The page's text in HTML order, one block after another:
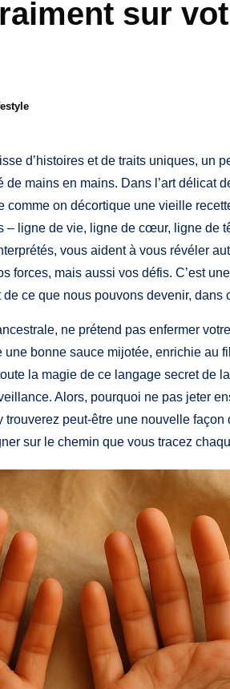
sur
d’histoires et de traits uniques, un
mains en mains. Dans l’art délicat
on décortique une vieille
– ligne de vie, ligne de cœur, ligne de
vous aident à vous révéler
forces, mais aussi vos défis. C’est
ce que nous pouvons devenir, dans
ne prétend pas enfermer
bonne sauce mijotée, enrichie au
la magie de ce langage secret de
Alors, pourquoi ne pas jeter
peut-être une nouvelle façon
sur le chemin que vous tracez